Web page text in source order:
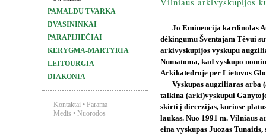
PAMALDŲ TVARKA
DVASININKAI
PARAPIJIEČIAI
KERYGMA-MARTYRIA
LEITOURGIA
DIAKONIA
Kontaktai • Parama
Medis • Nuorodos
Jo Eminencija kardinolas
dėkingumu Šventajam Tėvui
arkivyskupijos vyskupu
Numatoma, kad vyskupo
Arkikatedroje per Lietuvos
Vyskupas augziliaras
talkina (arki)vyskupui
skirti į diecezijas, kuriose
laukas. Nuo 1991 m. Vilniaus
eina vyskupas Juozas